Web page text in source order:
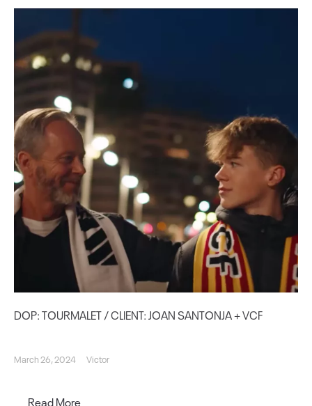
DOP: TOURMALET / CLIENT: JOAN SANTONJA + VCF
March 26, 2024 Victor
Read More